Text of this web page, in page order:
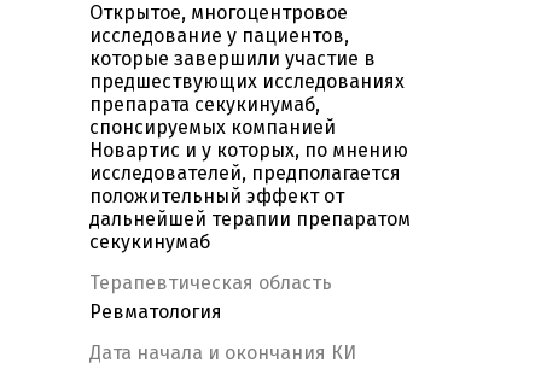
Открытое, многоцентровое
исследование у пациентов,
которые завершили участие в
предшествующих исследованиях
препарата секукинумаб,
спонсируемых компанией
Новартис и у которых, по мнению
исследователей, предполагается
положительный эффект от
дальнейшей терапии препаратом
секукинумаб
Терапевтическая область
Ревматология
Дата начала и окончания КИ